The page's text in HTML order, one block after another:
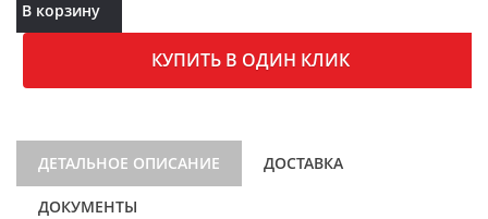
В корзину
КУПИТЬ В ОДИН КЛИК
ДЕТАЛЬНОЕ ОПИСАНИЕ ДОСТАВКА
ДОКУМЕНТЫ